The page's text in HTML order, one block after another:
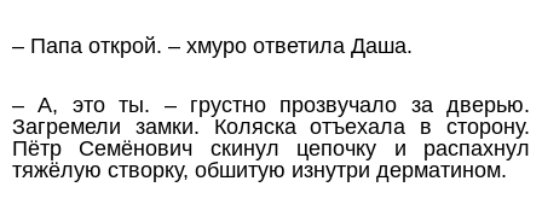
– Папа открой. – хмуро ответила Даша.
– А, это ты. – грустно прозвучало за дверью.
Загремели замки. Коляска отъехала в сторону.
Пётр Семёнович скинул цепочку и распахнул
тяжёлую створку, обшитую изнутри дерматином.